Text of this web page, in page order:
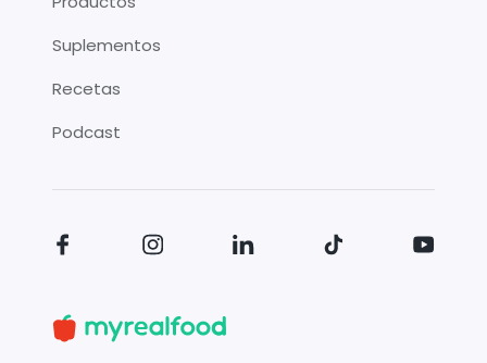
Suplementos
Recetas
Podcast